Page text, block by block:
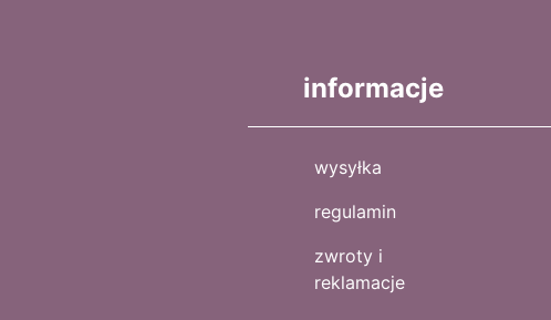
informacje
wysyłka
regulamin
zwroty i
reklamacje